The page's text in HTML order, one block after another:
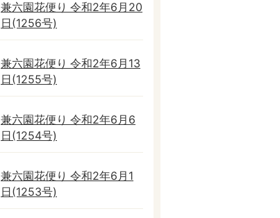
兼六園花便り 令和2年6月20
日(1256号)
兼六園花便り 令和2年6月13
日(1255号)
兼六園花便り 令和2年6月6
日(1254号)
兼六園花便り 令和2年6月1
日(1253号)